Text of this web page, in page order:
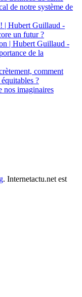
de notre système de
| Hubert Guillaud -
un futur ?
| Hubert Guillaud -
de la
comment
?
nos imaginaires
. Internetactu.net est